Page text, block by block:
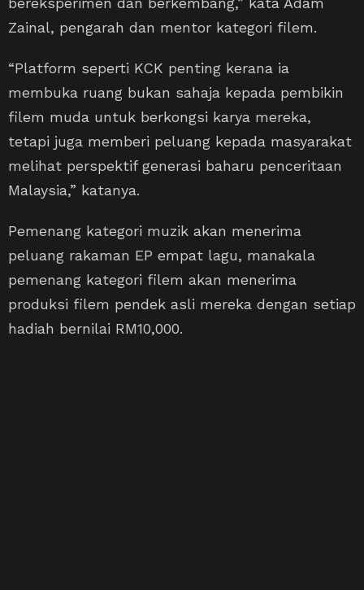
Zainal, pengarah dan mentor kategori filem.
“Platform seperti KCK penting kerana ia
membuka ruang bukan sahaja kepada pembikin
filem muda untuk berkongsi karya mereka,
tetapi juga memberi peluang kepada masyarakat
melihat perspektif generasi baharu penceritaan
Malaysia,” katanya.
Pemenang kategori muzik akan menerima
peluang rakaman EP empat lagu, manakala
pemenang kategori filem akan menerima
produksi filem pendek asli mereka dengan setiap
hadiah bernilai RM10,000.